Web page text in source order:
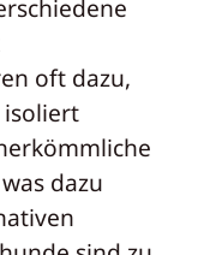
oft dazu,
isoliert
dazu